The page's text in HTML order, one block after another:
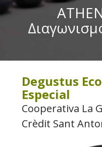
Degustus
Especial
Cooperativa La
Crèdit Sant